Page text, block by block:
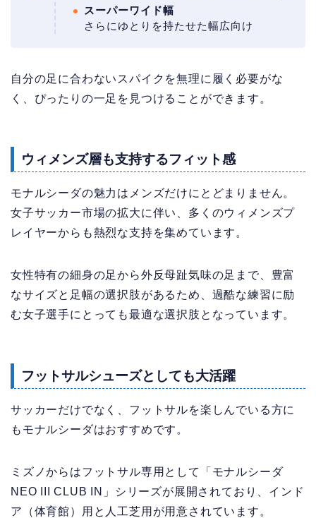
スーパーワイド幅
さらにゆとりを持たせた幅広向け
自分の足に合わないスパイクを無理に履く必要がな
く、ぴったりの一足を見つけることができます。
ウィメンズ層も支持するフィット感
モナルシーダの魅力はメンズだけにとどまりません。
女子サッカー市場の拡大に伴い、多くのウィメンズプ
レイヤーからも熱烈な支持を集めています。
女性特有の細身の足から外反母趾気味の足まで、豊富
なサイズと足幅の選択肢があるため、過酷な練習に励
む女子選手にとっても最適な選択肢となっています。
フットサルシューズとしても大活躍
サッカーだけでなく、フットサルを楽しんでいる方に
もモナルシーダはおすすめです。
ミズノからはフットサル専用として「モナルシーダ
NEO III CLUB IN」シリーズが展開されており、インド
ア（体育館）用と人工芝用が用意されています。